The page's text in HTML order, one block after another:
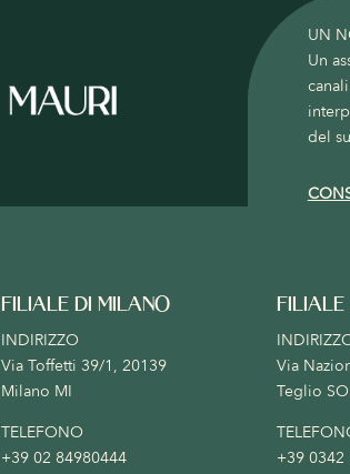
UN
Un
del
FILIALE DI MILANO
INDIRIZZO
Via Toffetti 39/1, 20139
Milano MI
TELEFONO
+39 02 84980444
FILIALE
Via
Teglio SO
+39 0342